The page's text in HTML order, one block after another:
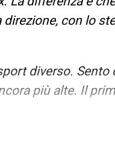
con lo
diverso. Sento
più alte. Il
davanti a un